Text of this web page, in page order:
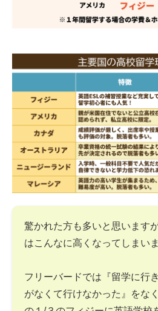
驚かれた方も多いと思います
はこんなに高くなってしまいま
フリーバードでは『留学に行
がなくて行けなかった』をな